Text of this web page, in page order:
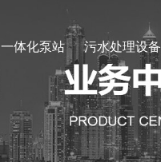
一体化泵站 污水处理设备